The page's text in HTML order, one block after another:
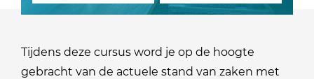
Tijdens deze cursus word je op de hoogte
gebracht van de actuele stand van zaken met